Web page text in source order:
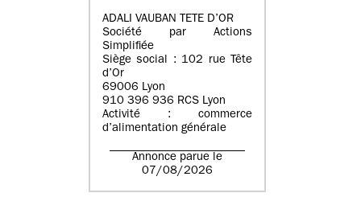
ADALI VAUBAN TETE D’OR
Société par Actions
Simplifiée
Siège social : 102 rue Tête
d’Or
69006 Lyon
910 396 936 RCS Lyon
Activité : commerce
d’alimentation générale
Annonce parue le
07/08/2026